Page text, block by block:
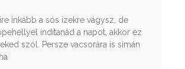
inkább a sós ízekre vágysz, de
indítanád a napot, akkor ez
szól. Persze vacsorára is simán